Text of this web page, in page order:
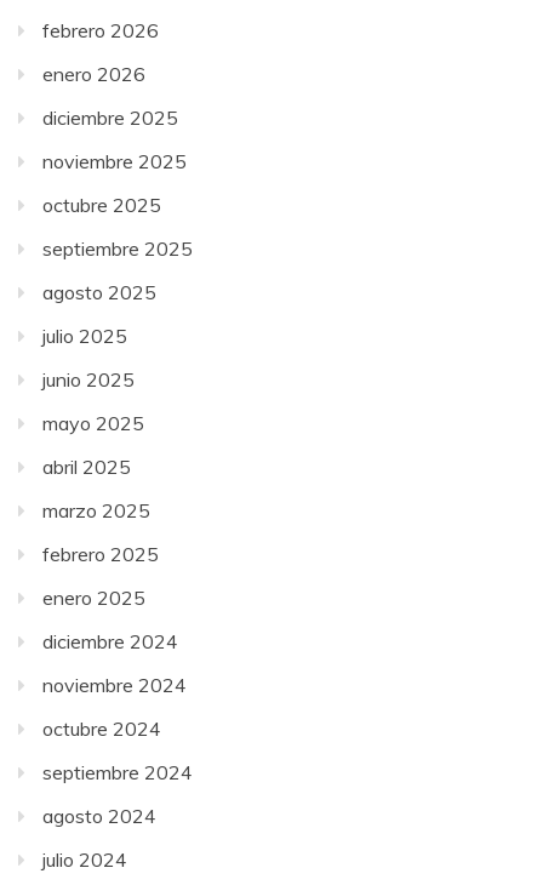
febrero 2026
enero 2026
diciembre 2025
noviembre 2025
octubre 2025
septiembre 2025
agosto 2025
julio 2025
junio 2025
mayo 2025
abril 2025
marzo 2025
febrero 2025
enero 2025
diciembre 2024
noviembre 2024
octubre 2024
septiembre 2024
agosto 2024
julio 2024